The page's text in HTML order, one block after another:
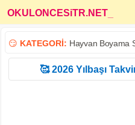
OKULONCESiTR.NET
😏 KATEGORİ: Hayvan Boyama
🥰 2026 Yılbaşı